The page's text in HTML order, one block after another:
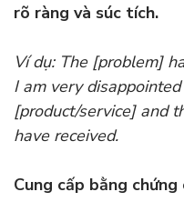
rõ ràng và súc tích.
Ví dụ: The [problem]
I am very
[product/service] and
have received.
Cung cấp bằng chứng